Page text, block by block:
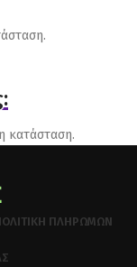
κατάσταση.
ΠΛΗΡΩΜΏΝ